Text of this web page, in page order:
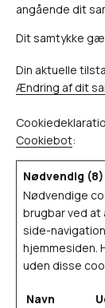
angående dit
Dit samtykke
Din aktuelle
Ændring af dit
Cookiebot:
Nødvendig (8)
Nødvendige
brugbar ved
side-
hjemmesiden.
uden disse
Navn